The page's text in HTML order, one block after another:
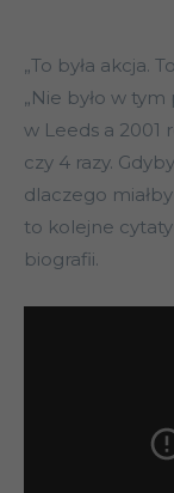
„To była akcja.
„Nie było w
w Leeds a 2001
czy 4 razy.
dlaczego
to kolejne cytaty
biografii.